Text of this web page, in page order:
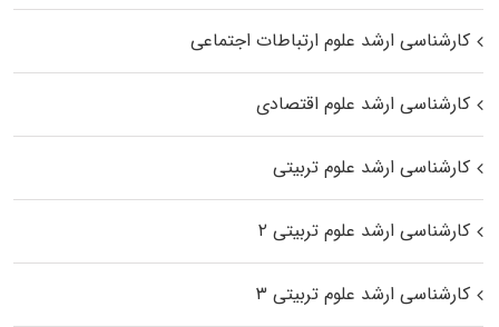
کارشناسی ارشد علوم ارتباطات اجتماعی
کارشناسی ارشد علوم اقتصادی
کارشناسی ارشد علوم تربیتی
کارشناسی ارشد علوم تربیتی ۲
کارشناسی ارشد علوم تربیتی ۳